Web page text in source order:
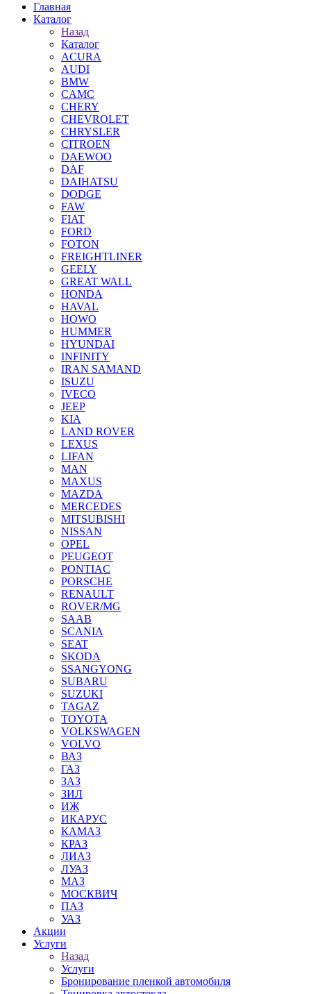
Главная
Каталог
Назад
Каталог
ACURA
AUDI
BMW
CAMC
CHERY
CHEVROLET
CHRYSLER
CITROEN
DAEWOO
DAF
DAIHATSU
DODGE
FAW
FIAT
FORD
FOTON
FREIGHTLINER
GEELY
GREAT WALL
HONDA
HAVAL
HOWO
HUMMER
HYUNDAI
INFINITY
IRAN SAMAND
ISUZU
IVECO
JEEP
KIA
LAND ROVER
LEXUS
LIFAN
MAN
MAXUS
MAZDA
MERCEDES
MITSUBISHI
NISSAN
OPEL
PEUGEOT
PONTIAC
PORSCHE
RENAULT
ROVER/MG
SAAB
SCANIA
SEAT
SKODA
SSANGYONG
SUBARU
SUZUKI
TAGAZ
TOYOTA
VOLKSWAGEN
VOLVO
ВАЗ
ГАЗ
ЗАЗ
ЗИЛ
ИЖ
ИКАРУС
КАМАЗ
КРАЗ
ЛИАЗ
ЛУАЗ
МАЗ
МОСКВИЧ
ПАЗ
УАЗ
Акции
Услуги
Назад
Услуги
Бронирование пленкой автомобиля